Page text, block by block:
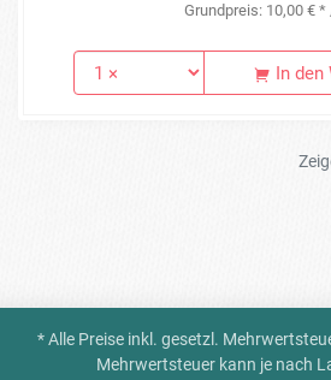
Grundpreis: 10,00 € *
In den
* Alle Preise inkl. gesetzl.
Mehrwertsteuer kann je nach